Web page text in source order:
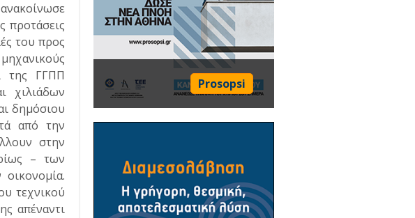
προτάσεις
του προς
της ΓΓΠΠ
χιλιάδων
δημόσιου
από την
στην
– των
τεχνικού
απέναντι
Prosopsi